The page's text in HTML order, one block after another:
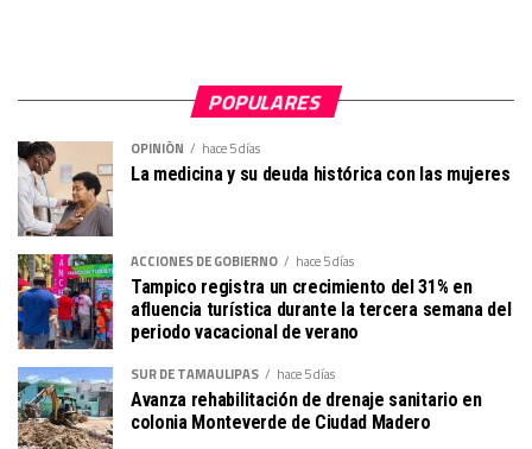
POPULARES
OPINIÓN hace 5 días
La medicina y su deuda histórica con las mujeres
ACCIONES DE GOBIERNO hace 5 días
Tampico registra un crecimiento del 31% en
afluencia turística durante la tercera semana del
periodo vacacional de verano
SUR DE TAMAULIPAS hace 5 días
Avanza rehabilitación de drenaje sanitario en
colonia Monteverde de Ciudad Madero